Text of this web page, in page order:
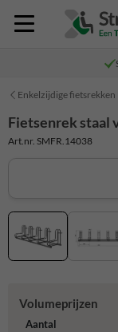
Enkelzijdige fietsrekken
Fietsenrek staal
Art.nr. SMFR.14038
Volumeprijzen
Aantal